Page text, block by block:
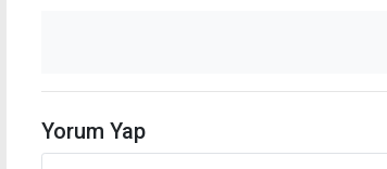
Yorum Yap